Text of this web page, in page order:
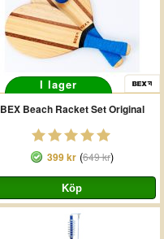
I lager
BEX Beach Racket Set Original
399 kr(649 kr)